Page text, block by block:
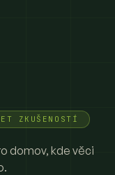
ZKUŠENOSTÍ
domov, kde věci